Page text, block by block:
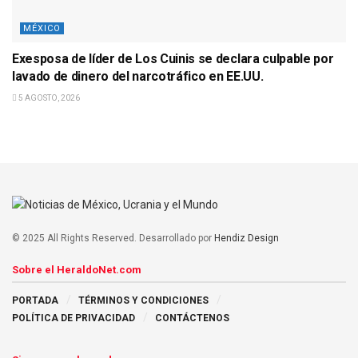
MÉXICO
Exesposa de líder de Los Cuinis se declara culpable por
lavado de dinero del narcotráfico en EE.UU.
5 AGOSTO, 2026
© 2025 All Rights Reserved. Desarrollado por Hendiz Design
Sobre el HeraldoNet.com
PORTADA
TÉRMINOS Y CONDICIONES
POLÍTICA DE PRIVACIDAD
CONTÁCTENOS